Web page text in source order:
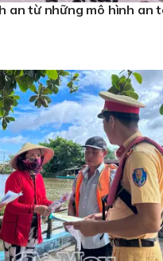
an từ những mô hình an